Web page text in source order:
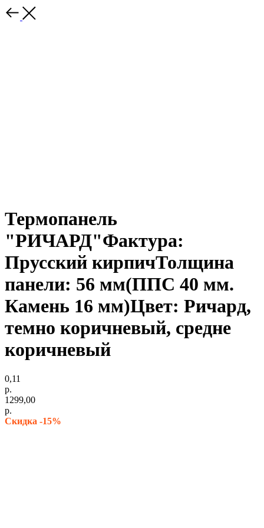
Термопанель
"РИЧАРД"Фактура:
Прусский кирпичТолщина
панели: 56 мм(ППС 40 мм.
Камень 16 мм)Цвет: Ричард,
темно коричневый, средне
коричневый
0,11
р.
1299,00
р.
Скидка -15%